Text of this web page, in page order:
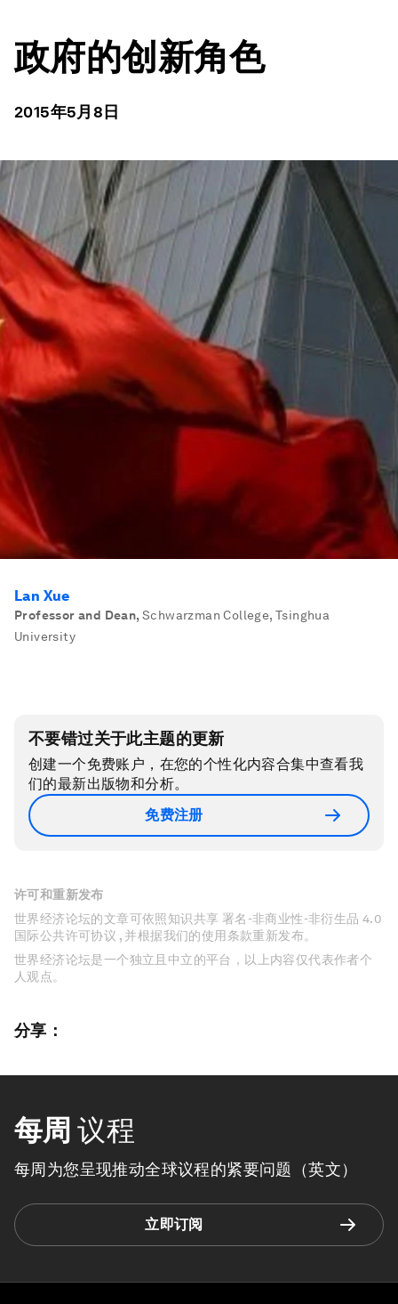
政府的创新角色
2015年5月8日
Lan Xue
Professor and Dean, Schwarzman College, Tsinghua
University
不要错过关于此主题的更新
创建一个免费账户，在您的个性化内容合集中查看我
们的最新出版物和分析。
免费注册
许可和重新发布
世界经济论坛的文章可依照知识共享 署名-非商业性-非衍生品 4.0
国际公共许可协议 , 并根据我们的使用条款重新发布。
世界经济论坛是一个独立且中立的平台，以上内容仅代表作者个
人观点。
分享：
每周 议程
每周为您呈现推动全球议程的紧要问题（英文）
立即订阅